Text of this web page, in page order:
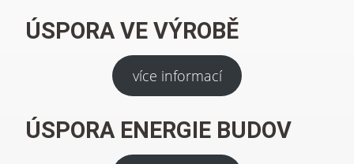
ÚSPORA VE VÝROBĚ
více informací
ÚSPORA ENERGIE BUDOV